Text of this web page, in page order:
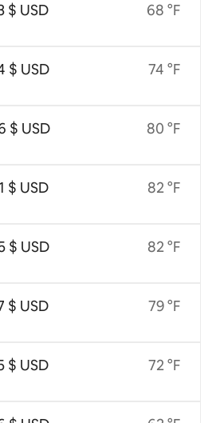
$ USD
$ USD
$ USD
$ USD
$ USD
$ USD
$ USD
68 °F
74 °F
80 °F
82 °F
82 °F
79 °F
72 °F